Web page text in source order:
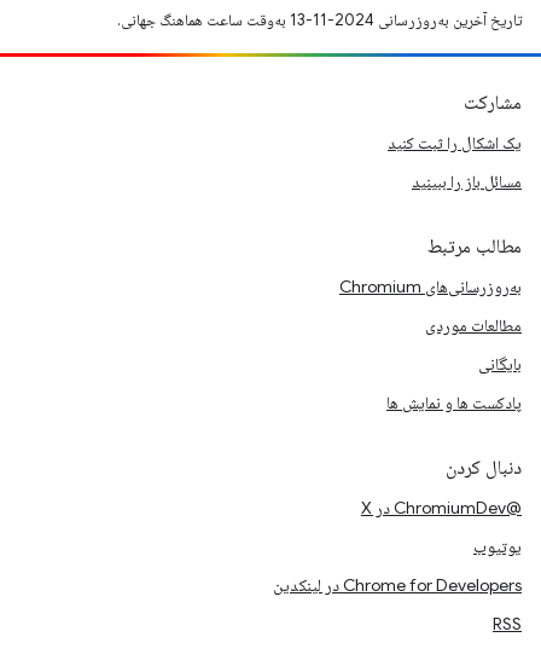
تاریخ آخرین به‌روزرسانی 2024-11-13 به‌وقت ساعت هماهنگ جهانی.
مشارکت
یک اشکال را ثبت کنید
مسائل باز را ببینید
مطالب مرتبط
به‌روزرسانی‌های Chromium
مطالعات موردی
بایگانی
پادکست ها و نمایش ها
دنبال کردن
@ChromiumDev در X
یوتیوب
Chrome for Developers در لینکدین
RSS